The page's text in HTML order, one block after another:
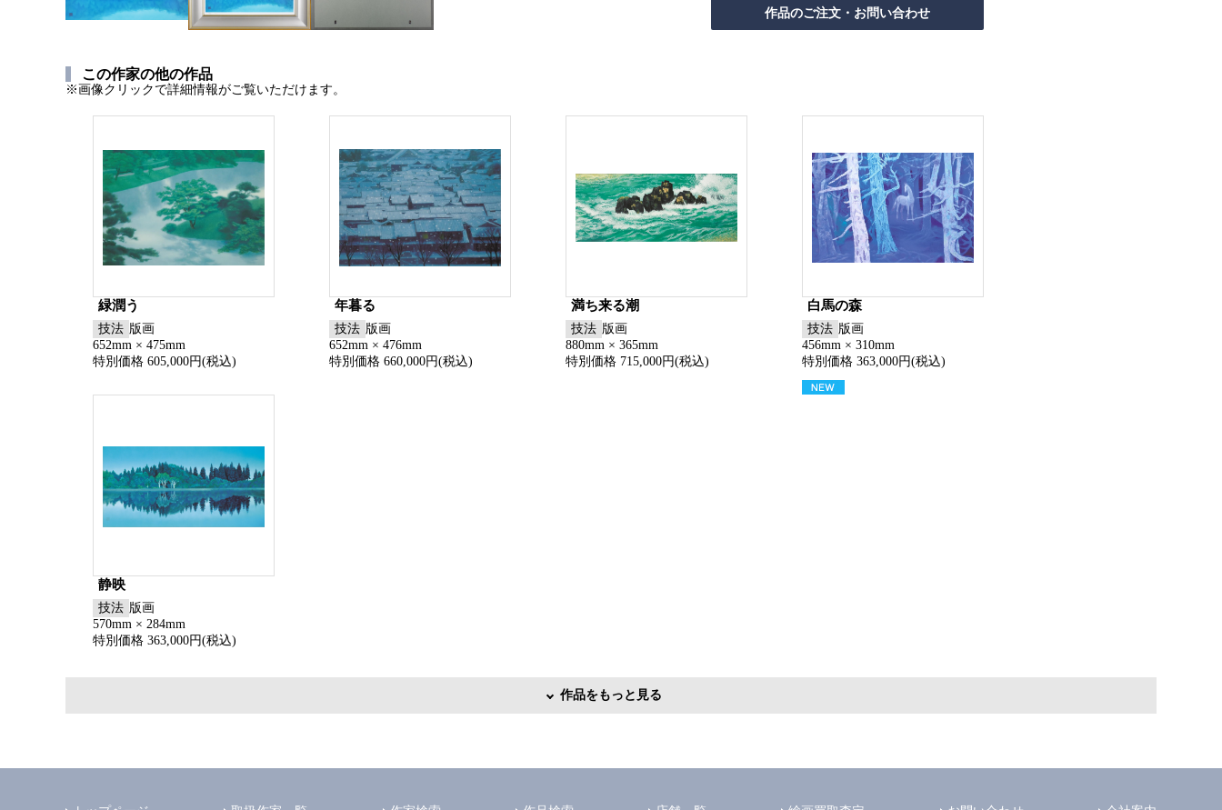
この作家の他の作品
※画像クリックで詳細情報がご覧いただけます。
緑潤う
技法 版画
652mm × 475mm
特別価格 605,000円(税込)
年暮る
技法 版画
652mm × 476mm
特別価格 660,000円(税込)
満ち来る潮
技法 版画
880mm × 365mm
特別価格 715,000円(税込)
白馬の森
技法 版画
456mm × 310mm
特別価格 363,000円(税込)
静映
技法 版画
570mm × 284mm
特別価格 363,000円(税込)
作品をもっと見る